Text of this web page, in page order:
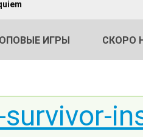
ИГРЫ СКОРО
survivor-